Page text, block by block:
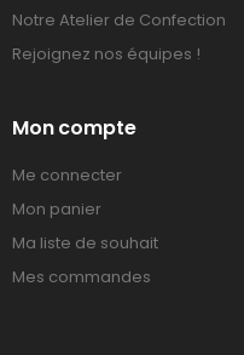
Notre Atelier de Confection
Rejoignez nos équipes !
Mon compte
Me connecter
Mon panier
Ma liste de souhait
Mes commandes